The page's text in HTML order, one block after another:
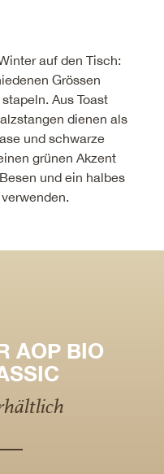
auf den Tisch:
Grössen
Aus Toast
dienen als
und schwarze
grünen Akzent
und ein halbes
AOP BIO